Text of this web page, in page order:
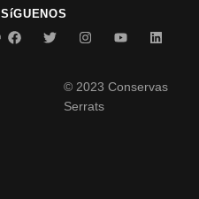
SíGUENOS
© 2023 Conservas
Serrats